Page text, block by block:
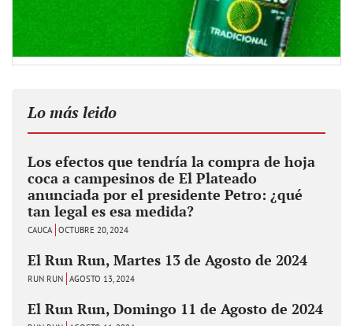
Lo más leido
Los efectos que tendría la compra de hoja
coca a campesinos de El Plateado
anunciada por el presidente Petro: ¿qué
tan legal es esa medida?
CAUCA OCTUBRE 20, 2024
El Run Run, Martes 13 de Agosto de 2024
RUN RUN AGOSTO 13, 2024
El Run Run, Domingo 11 de Agosto de 2024